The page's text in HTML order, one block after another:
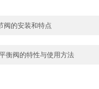
阀的安装和特点
衡阀的特性与使用方法